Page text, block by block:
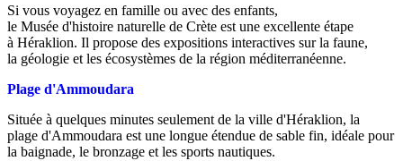
Si vous voyagez en famille ou avec des enfants,
le Musée d'histoire naturelle de Crète est une excellente étape
à Héraklion. Il propose des expositions interactives sur la faune,
la géologie et les écosystèmes de la région méditerranéenne.
Plage d'Ammoudara
Située à quelques minutes seulement de la ville d'Héraklion, la
plage d'Ammoudara est une longue étendue de sable fin, idéale pour
la baignade, le bronzage et les sports nautiques.